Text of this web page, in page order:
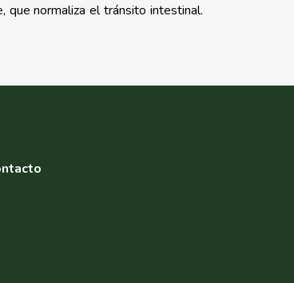
que normaliza el tránsito intestinal.